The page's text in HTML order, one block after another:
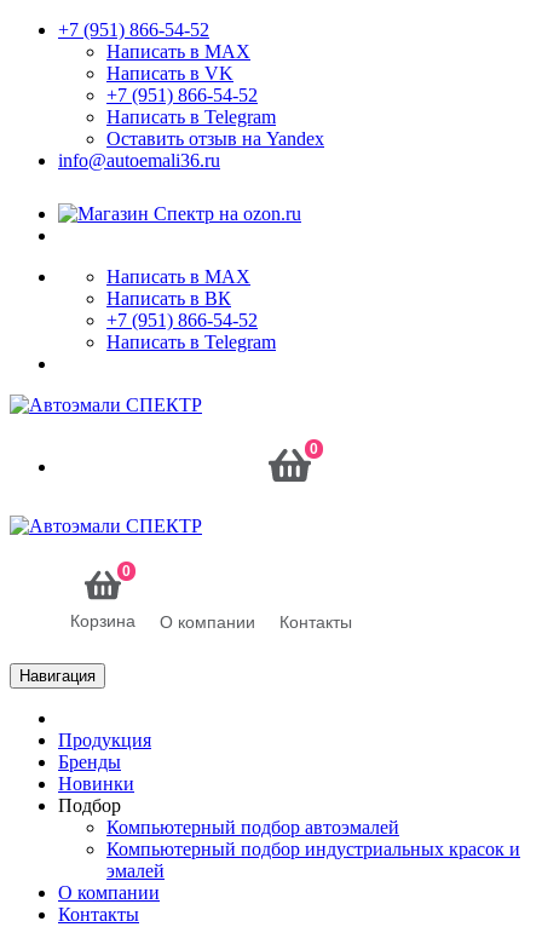
+7 (951) 866-54-52
Написать в MAX
Написать в VK
+7 (951) 866-54-52
Написать в Telegram
Оставить отзыв на Yandex
info@autoemali36.ru
Написать в MAX
Написать в ВК
+7 (951) 866-54-52
Написать в Telegram
0
0
Корзина О компании Контакты
Навигация
Продукция
Бренды
Новинки
Подбор
Компьютерный подбор автоэмалей
Компьютерный подбор индустриальных красок и
эмалей
О компании
Контакты